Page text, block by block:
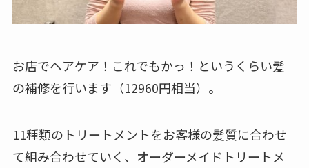
お店でヘアケア！これでもかっ！というくらい髪
の補修を行います（12960円相当）。
11種類のトリートメントをお客様の髪質に合わせ
て組み合わせていく、オーダーメイドトリートメ